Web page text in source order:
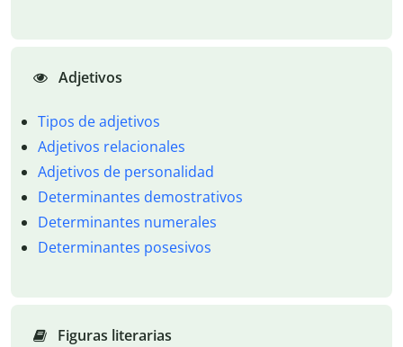
Adjetivos
Tipos de adjetivos
Adjetivos relacionales
Adjetivos de personalidad
Determinantes demostrativos
Determinantes numerales
Determinantes posesivos
Figuras literarias